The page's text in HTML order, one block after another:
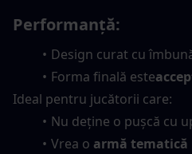
Performanță:
Design curat cu
Forma finală este
Ideal pentru jucătorii care:
Nu deține o pușcă cu
Vrea o armă tematică